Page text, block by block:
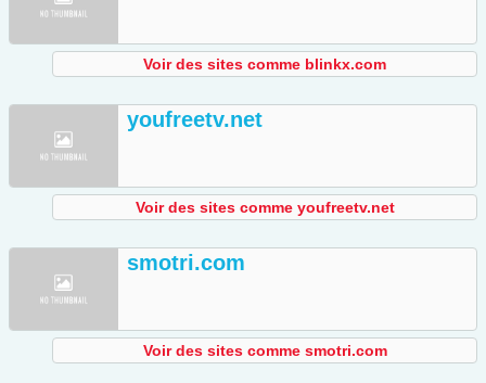
Voir des sites comme blinkx.com
youfreetv.net
Voir des sites comme youfreetv.net
smotri.com
Voir des sites comme smotri.com